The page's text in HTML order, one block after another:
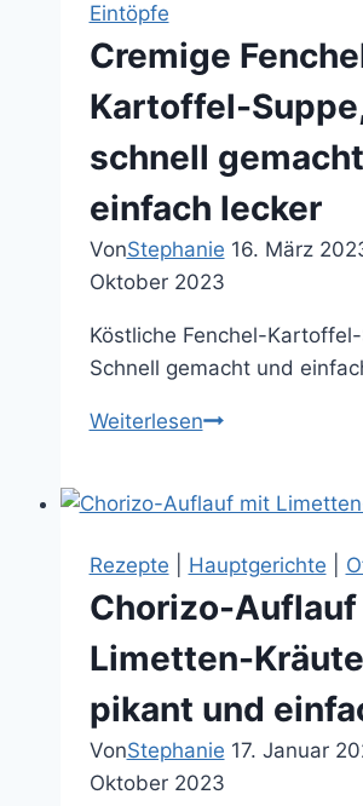
mache
–
kalorienarm
und
schnell
zubereitet
Eintöpfe
Cremige
Kartoffel-
schnell
einfach lecker
VonStephanie 16. März
Oktober 2023
Köstliche Fenchel-
Schnell gemacht und
WeiterlesenCremige
Suppe,
schnell
gemacht
und
einfach
Rezepte Hauptgerichte
Chorizo-
Limetten-
pikant und
VonStephanie 17. Januar
Oktober 2023